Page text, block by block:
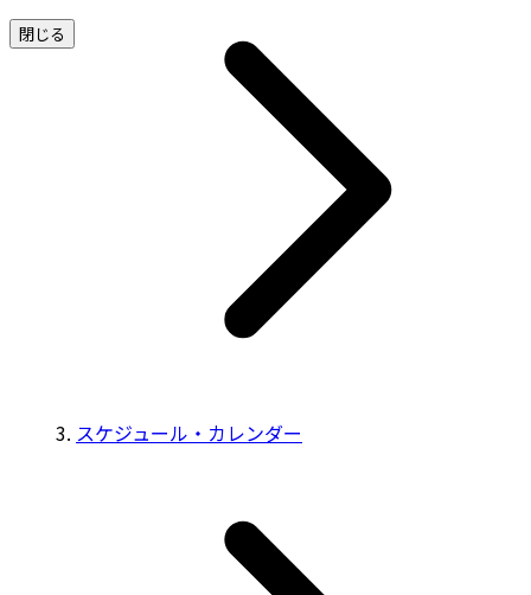
閉じる
スケジュール・カレンダー